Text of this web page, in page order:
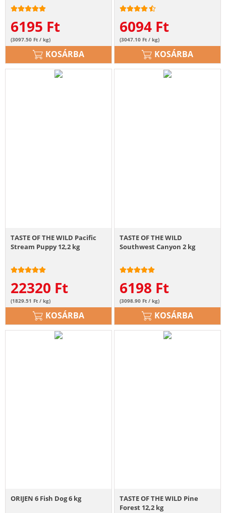
6195 Ft
(3097.50 Ft / kg)
KOSÁRBA
6094 Ft
(3047.10 Ft / kg)
KOSÁRBA
TASTE OF THE WILD Pacific
Stream Puppy 12,2 kg
22320 Ft
(1829.51 Ft / kg)
KOSÁRBA
TASTE OF THE WILD
Southwest Canyon 2 kg
6198 Ft
(3098.90 Ft / kg)
KOSÁRBA
ORIJEN 6 Fish Dog 6 kg
TASTE OF THE WILD Pine
Forest 12,2 kg